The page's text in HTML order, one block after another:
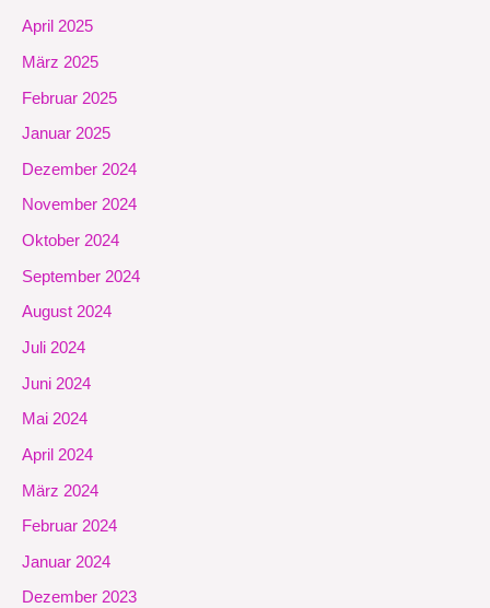
April 2025
März 2025
Februar 2025
Januar 2025
Dezember 2024
November 2024
Oktober 2024
September 2024
August 2024
Juli 2024
Juni 2024
Mai 2024
April 2024
März 2024
Februar 2024
Januar 2024
Dezember 2023